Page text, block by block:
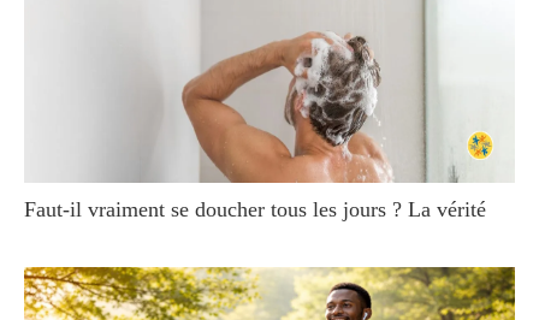
Faut-il vraiment se doucher tous les jours ? La vérité